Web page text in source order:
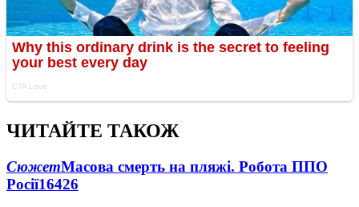
ЧИТАЙТЕ ТАКОЖ
СюжетМасова смерть на пляжі. Робота ППО
Росії16426